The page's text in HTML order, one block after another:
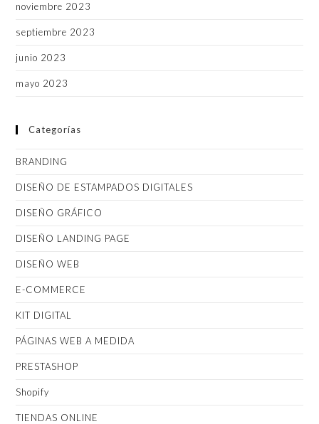
noviembre 2023
septiembre 2023
junio 2023
mayo 2023
Categorías
BRANDING
DISEÑO DE ESTAMPADOS DIGITALES
DISEÑO GRÁFICO
DISEÑO LANDING PAGE
DISEÑO WEB
E-COMMERCE
KIT DIGITAL
PÁGINAS WEB A MEDIDA
PRESTASHOP
Shopify
TIENDAS ONLINE